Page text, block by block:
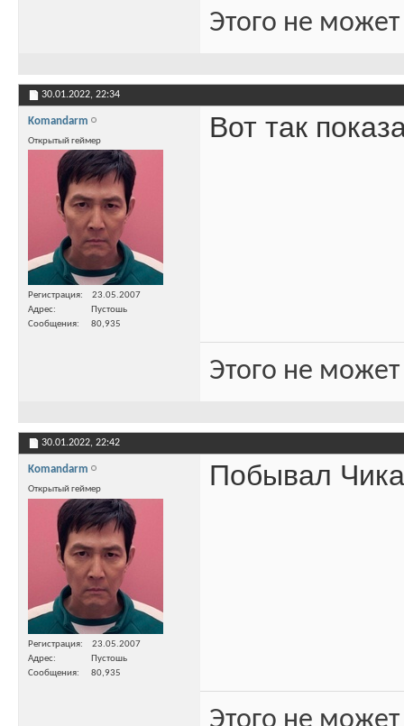
Этого не
30.01.2022, 22:34
Komandarm
Открытый геймер
Регистрация
23.05.2007
Адрес
Пустошь
Сообщения
80,935
Вот так
Этого не
30.01.2022, 22:42
Komandarm
Открытый геймер
Регистрация
23.05.2007
Адрес
Пустошь
Сообщения
80,935
Побывал